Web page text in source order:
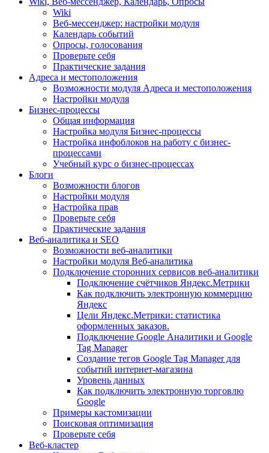
Wiki
Веб-мессенджер: настройки модуля
Календарь событий
Опросы, голосования
Проверьте себя
Практические задания
Адреса и местоположения
Возможности модуля Адреса и местоположения
Настройки модуля
Бизнес-процессы
Общая информация
Настройка модуля Бизнес-процессы
Настройка инфоблоков на работу с бизнес-
процессами
Учебный курс о бизнес-процессах
Блоги
Возможности блогов
Настройки модуля
Настройка прав
Проверьте себя
Практические задания
Веб-аналитика и SEO
Возможности веб-аналитики
Настройки модуля Веб-аналитика
Подключение сторонних сервисов веб-аналитики
Подключение счётчиков Яндекс.Метрики
Как подключить электронную коммерцию
Яндекс
Цели Яндекс.Метрики: статистика
оформленных заказов.
Подключение Google Аналитики и Google
Tag Manager
Создание тегов Google Tag Manager для
событий интернет-магазина
Уровень данных
Как подключить электронную торговлю
Google
Примеры кастомизации
Поисковая оптимизация
Проверьте себя
Веб-кластер